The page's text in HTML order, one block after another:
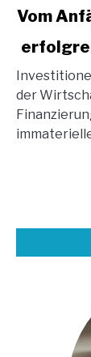
link
Vom
Anfänger
zum
Pro:
Mit
investieren
Vom
der